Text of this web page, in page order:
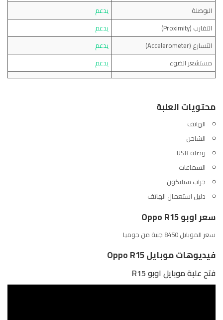
البوصلة
يدعم
التقارب (Proximity)
يدعم
التسارع (Accelerometer)
يدعم
مستشعر الضوء
يدعم
محتويات العلبة
الهاتف
الشاحن
وصلة USB
السماعات
جراب سيليكون
دليل استعمال الهاتف
سعر اوبو Oppo R15
سعر الموبايل 8450 جنية من جوميا
فيديوهات موبايل Oppo R15
فتح علبة موبايل اوبو R15